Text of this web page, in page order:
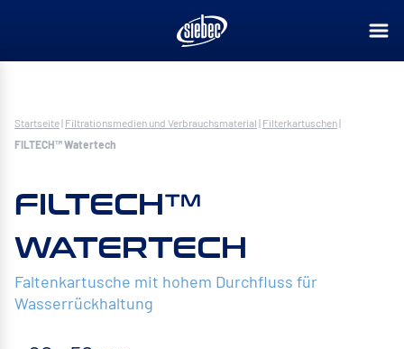
Startseite| Filtrationsmedien und Verbrauchsmaterial | Filterkartuschen|
FILTECH™ Watertech
FILTECH™
WATERTECH
Faltenkartusche mit hohem Durchfluss für
Wasserrückhaltung